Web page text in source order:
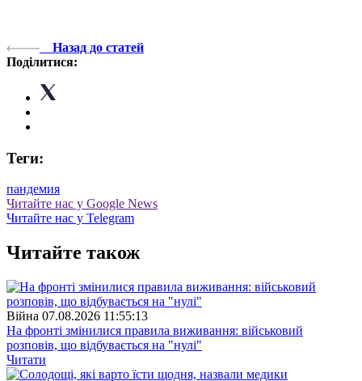
Назад до статей
Поділитися:
Теги:
пандемия
Читайте нас у Google News
Читайте нас у Telegram
Читайте також
Війна 07.08.2026 11:55:13
На фронті змінилися правила виживання: військовий
розповів, що відбувається на "нулі"
Читати